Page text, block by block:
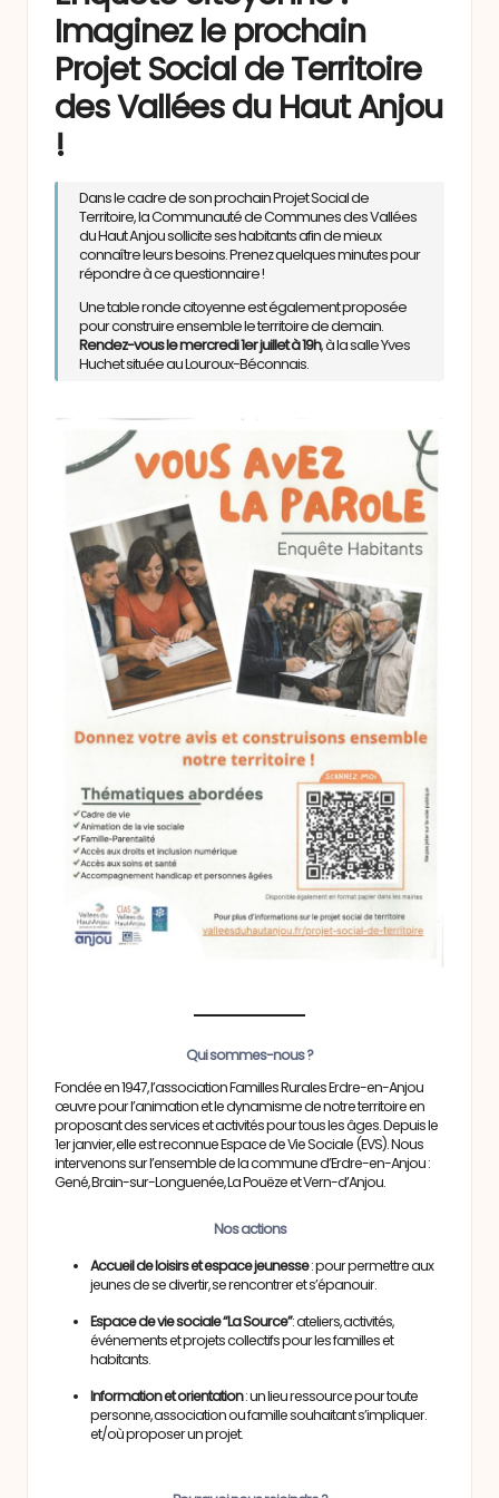
Imaginez le prochain
Projet Social de Territoire
des Vallées du Haut Anjou
!
Dans le cadre de son prochain Projet Social de
Territoire, la Communauté de Communes des Vallées
du Haut Anjou sollicite ses habitants afin de mieux
connaître leurs besoins. Prenez quelques minutes pour
répondre à ce questionnaire !
Une table ronde citoyenne est également proposée
pour construire ensemble le territoire de demain.
Rendez-vous le mercredi 1er juillet à 19h, à la salle Yves
Huchet située au Louroux-Béconnais.
Qui sommes-nous ?
Fondée en 1947, l’association Familles Rurales Erdre-en-Anjou
œuvre pour l’animation et le dynamisme de notre territoire en
proposant des services et activités pour tous les âges. Depuis le
1er janvier, elle est reconnue Espace de Vie Sociale (EVS). Nous
intervenons sur l’ensemble de la commune d’Erdre-en-Anjou :
Gené, Brain-sur-Longuenée, La Pouëze et Vern-d’Anjou.
Nos actions
Accueil de loisirs et espace jeunesse: pour permettre aux
jeunes de se divertir, se rencontrer et s’épanouir.
Espace de vie sociale “La Source”: ateliers, activités,
événements et projets collectifs pour les familles et
habitants.
Information et orientation: un lieu ressource pour toute
personne, association ou famille souhaitant s’impliquer.
et/où proposer un projet.